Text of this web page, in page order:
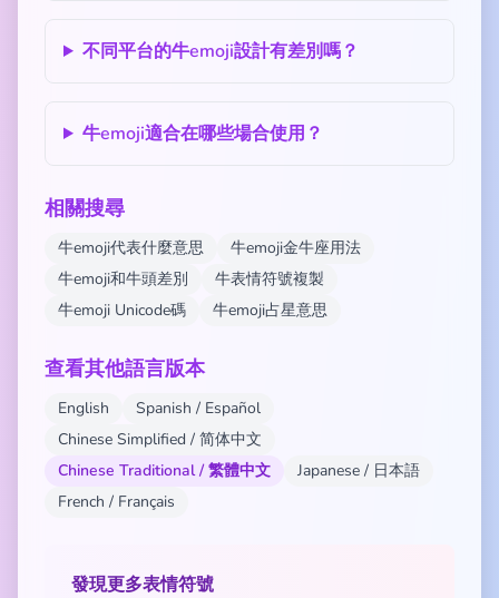
不同平台的牛emoji設計有差別嗎？
牛emoji適合在哪些場合使用？
相關搜尋
牛emoji代表什麼意思
牛emoji金牛座用法
牛emoji和牛頭差別
牛表情符號複製
牛emoji Unicode碼
牛emoji占星意思
查看其他語言版本
English
Spanish / Español
Chinese Simplified / 简体中文
Chinese Traditional / 繁體中文
Japanese / 日本語
French / Français
發現更多表情符號